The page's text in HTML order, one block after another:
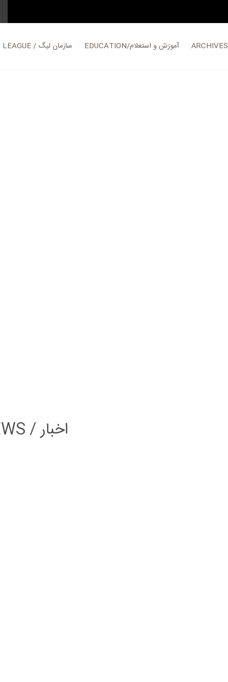
LEAGUE / سازمان لیگ EDUCATION/آموزش و استعلام
NEWS / اخبار